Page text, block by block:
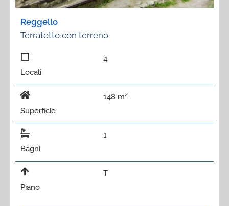
Reggello
Terratetto con terreno
Locali
4
Superficie
148 m²
Bagni
1
Piano
T